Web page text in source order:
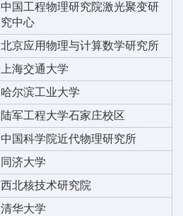
中国工程物理研究院激光聚变研
究中心
北京应用物理与计算数学研究所
上海交通大学
哈尔滨工业大学
陆军工程大学石家庄校区
中国科学院近代物理研究所
同济大学
西北核技术研究院
清华大学